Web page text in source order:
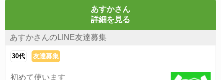
あすかさん
詳細を見る
あすかさんのLINE友達募集
30代 友達募集
初めて使います